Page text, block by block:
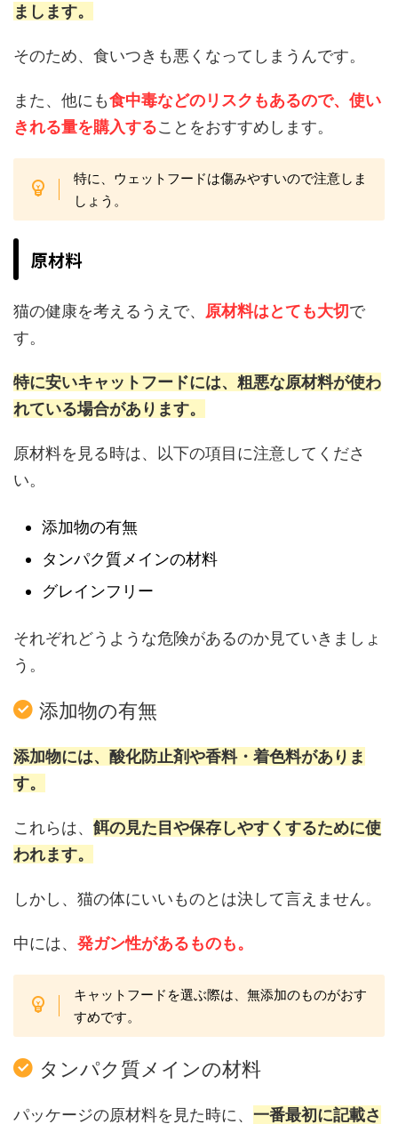
まします。
そのため、食いつきも悪くなってしまうんです。
また、他にも食中毒などのリスクもあるので、使い
きれる量を購入することをおすすめします。
特に、ウェットフードは傷みやすいので注意しま
しょう。
原材料
猫の健康を考えるうえで、 原材料はとても大切で
す。
特に安いキャットフードには、粗悪な原材料が使わ
れている場合があります。
原材料を見る時は、以下の項目に注意してくださ
い。
添加物の有無
タンパク質メインの材料
グレインフリー
それぞれどうような危険があるのか見ていきましょ
う。
添加物の有無
添加物には、酸化防止剤や香料・着色料がありま
す。
これらは、 餌の見た目や保存しやすくするために使
われます。
しかし、猫の体にいいものとは決して言えません。
中には、 発ガン性があるものも。
キャットフードを選ぶ際は、無添加のものがおす
すめです。
タンパク質メインの材料
パッケージの原材料を見た時に、 一番最初に記載さ